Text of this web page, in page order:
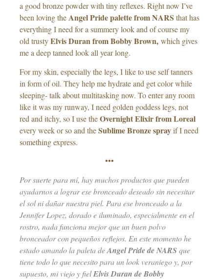
a good bronze powder with tiny reflexes. Right now I’ve
been loving theAngel Pride palette from NARS that has
everything I need for a summery look and of course my
old trustyElvis Duran from Bobby Brown, which gives
me a deep tanned look all year long.
For my skin, especially the legs, I like to use self tanners
in form of oil. They help me hydrate and get color while
sleeping- talk about multitasking now. To enter any room
like it was my runway, I need golden goddess legs, not
red and itchy, so I use theOvernight Elixir from Loreal
every week or so and theSublime Bronze sprayif I need
something express.
•••
Por suerte para mí, hay muchos productos que pueden
ayudarnos a lograr ese bronceado deseado sin necesitar
el sol ni dañar nuestra piel. Para ese bronceado a la
Jennifer Lopez, dorado e iluminado, especialmente en el
rostro, nada funciona mejor que un buen polvo
bronceador con pequeños reflejos. En este momento he
estado amando la paleta deAngel Pride de NARSque
tiene todo lo que necesito para un look veraniego y, por
supuesto, mi viejo y fielElvis Duran de Bobby